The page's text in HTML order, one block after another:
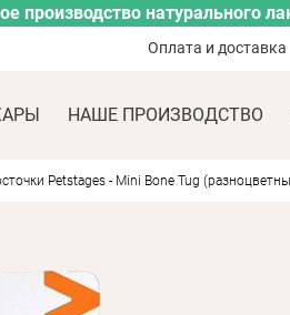
производство натурального
Оплата и доставка
НАШЕ ПРОИЗВОДСТВО
Petstages - Mini Bone Tug